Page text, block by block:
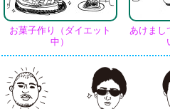
お菓子作り（ダイエット
中）
あけまし